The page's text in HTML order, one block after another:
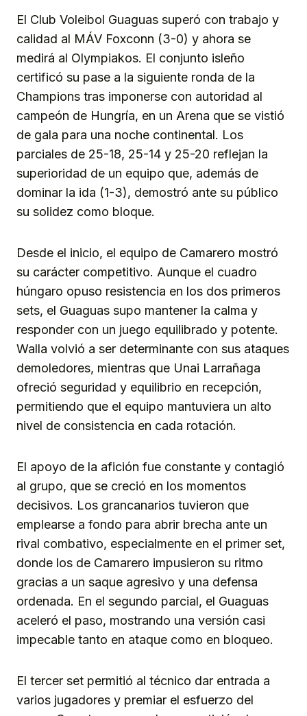
El Club Voleibol Guaguas superó con trabajo y
calidad al MÁV Foxconn (3-0) y ahora se
medirá al Olympiakos. El conjunto isleño
certificó su pase a la siguiente ronda de la
Champions tras imponerse con autoridad al
campeón de Hungría, en un Arena que se vistió
de gala para una noche continental. Los
parciales de 25-18, 25-14 y 25-20 reflejan la
superioridad de un equipo que, además de
dominar la ida (1-3), demostró ante su público
su solidez como bloque.
Desde el inicio, el equipo de Camarero mostró
su carácter competitivo. Aunque el cuadro
húngaro opuso resistencia en los dos primeros
sets, el Guaguas supo mantener la calma y
responder con un juego equilibrado y potente.
Walla volvió a ser determinante con sus ataques
demoledores, mientras que Unai Larrañaga
ofreció seguridad y equilibrio en recepción,
permitiendo que el equipo mantuviera un alto
nivel de consistencia en cada rotación.
El apoyo de la afición fue constante y contagió
al grupo, que se creció en los momentos
decisivos. Los grancanarios tuvieron que
emplearse a fondo para abrir brecha ante un
rival combativo, especialmente en el primer set,
donde los de Camarero impusieron su ritmo
gracias a un saque agresivo y una defensa
ordenada. En el segundo parcial, el Guaguas
aceleró el paso, mostrando una versión casi
impecable tanto en ataque como en bloqueo.
El tercer set permitió al técnico dar entrada a
varios jugadores y premiar el esfuerzo del